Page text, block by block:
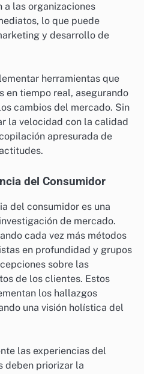
a las organizaciones
lo que puede
y desarrollo de
herramientas que
en tiempo real, asegurando
cambios del mercado. Sin
la velocidad con la calidad
apresurada de
del Consumidor
del consumidor es una
de mercado.
cada vez más métodos
en profundidad y grupos
sobre las
de los clientes. Estos
los hallazgos
una visión holística del
las experiencias del
deben priorizar la